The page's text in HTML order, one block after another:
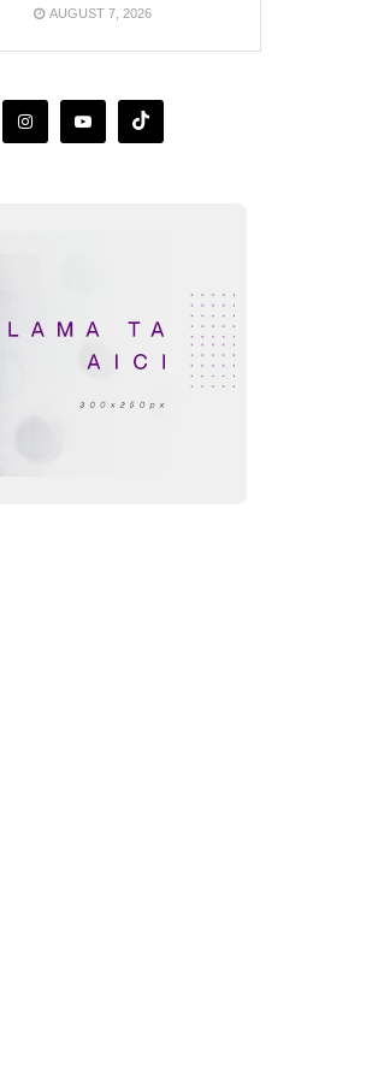
AUGUST 7, 2026